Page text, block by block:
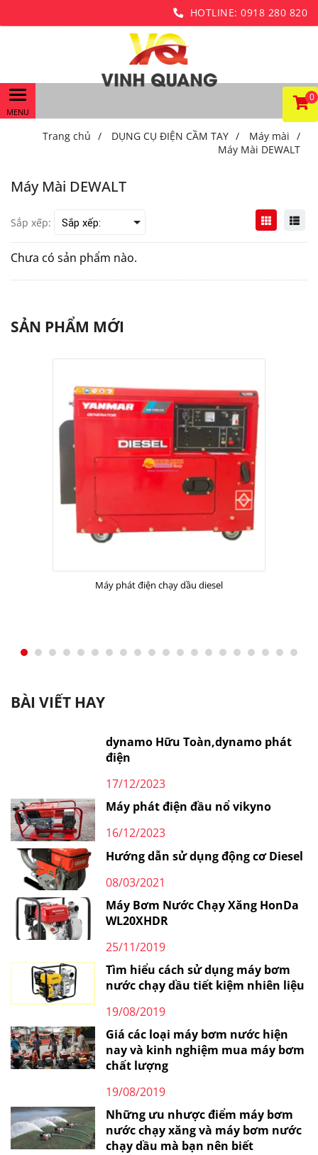
HOTLINE: 0918 280 820
0
Trang chủ / DỤNG CỤ ĐIỆN CẦM TAY / Máy mài /
Máy Mài DEWALT
Máy Mài DEWALT
Sắp xếp:
Chưa có sản phẩm nào.
SẢN PHẨM MỚI
Máy phát điện chạy dầu diesel
BÀI VIẾT HAY
dynamo Hữu Toàn,dynamo phát
điện
17/12/2023
Máy phát điện đầu nổ vikyno
16/12/2023
Hướng dẫn sử dụng động cơ Diesel
08/03/2021
Máy Bơm Nước Chạy Xăng HonDa
WL20XHDR
25/11/2019
Tìm hiểu cách sử dụng máy bơm
nước chạy dầu tiết kiệm nhiên liệu
19/08/2019
Giá các loại máy bơm nước hiện
nay và kinh nghiệm mua máy bơm
chất lượng
19/08/2019
Những ưu nhược điểm máy bơm
nước chạy xăng và máy bơm nước
chạy dầu mà bạn nên biết